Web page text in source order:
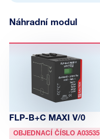
Náhradní modul
FLP-B+C MAXI V/0
OBJEDNACÍ ČÍSLO A03535